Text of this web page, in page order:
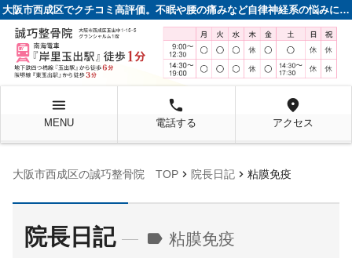
大阪市西成区でクチコミ高評価。不眠や腰の痛みなど自律神経系の悩みに強い整骨院
menu
MENU
local_phone
電話する
location_on
アクセス
大阪市西成区の誠巧整骨院 TOP chevron_right 院長日記 chevron_right 粘膜免疫
院長日記 label 粘膜免疫